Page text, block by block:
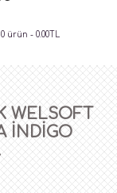
0 ürün - 0.00TL
WELSOFT
İNDİGO